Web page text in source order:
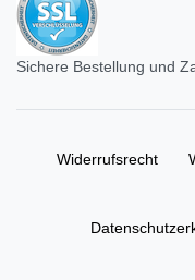
Sichere Bestellung und
Widerrufs­recht